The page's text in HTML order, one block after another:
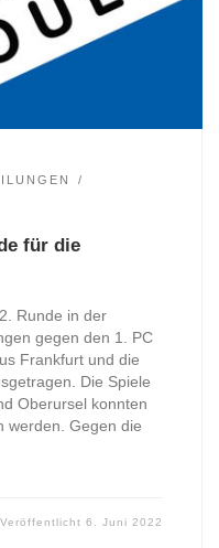
für die
Runde in der
gegen den 1. PC
Frankfurt und die
Die Spiele
Oberursel konnten
werden. Gegen die
Veröffentlicht6. Juni 2022